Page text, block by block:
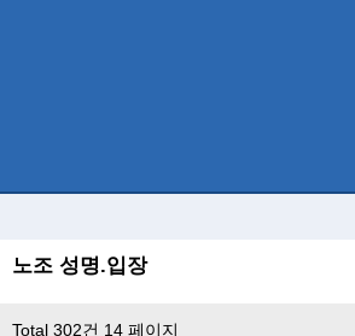
노조 성명.입장
Total 302건 14 페이지